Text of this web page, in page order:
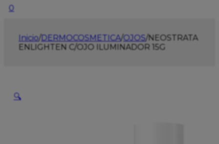
0
Inicio/DERMOCOSMETICA/OJOS/NEOSTRATA
ENLIGHTEN C/OJO ILUMINADOR 15G
🔍